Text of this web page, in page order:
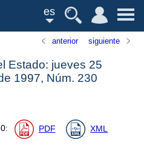
es
anterior siguiente
Estado: jueves 25
1997, Núm. 230
: PDF XML